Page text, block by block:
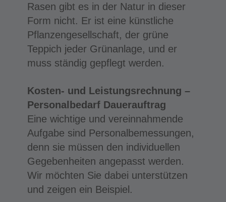
Rasen gibt es in der Natur in dieser
Form nicht. Er ist eine künstliche
Pflanzengesellschaft, der grüne
Teppich jeder Grünanlage, und er
muss ständig gepflegt werden.
Kosten- und Leistungsrechnung –
Personalbedarf Dauerauftrag
Eine wichtige und vereinnahmende
Aufgabe sind Personalbemessungen,
denn sie müssen den individuellen
Gegebenheiten angepasst werden.
Wir möchten Sie dabei unterstützen
und zeigen ein Beispiel.